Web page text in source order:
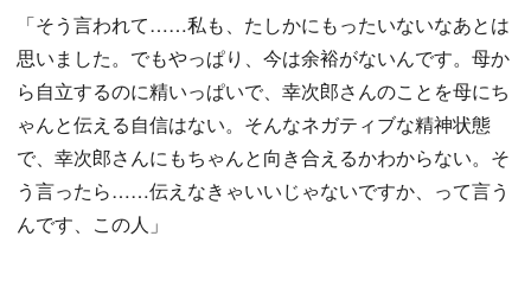
「そう言われて……私も、たしかにもったいないなあとは
思いました。でもやっぱり、今は余裕がないんです。母か
ら自立するのに精いっぱいで、幸次郎さんのことを母にち
ゃんと伝える自信はない。そんなネガティブな精神状態
で、幸次郎さんにもちゃんと向き合えるかわからない。そ
う言ったら……伝えなきゃいいじゃないですか、って言う
んです、この人」